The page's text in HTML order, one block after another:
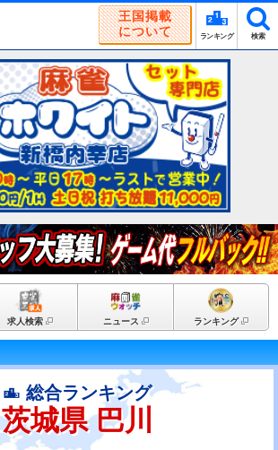
王国掲載
について
ランキング 検索
求人検索 ニュース ランキング
総合ランキング
茨城県 巴川